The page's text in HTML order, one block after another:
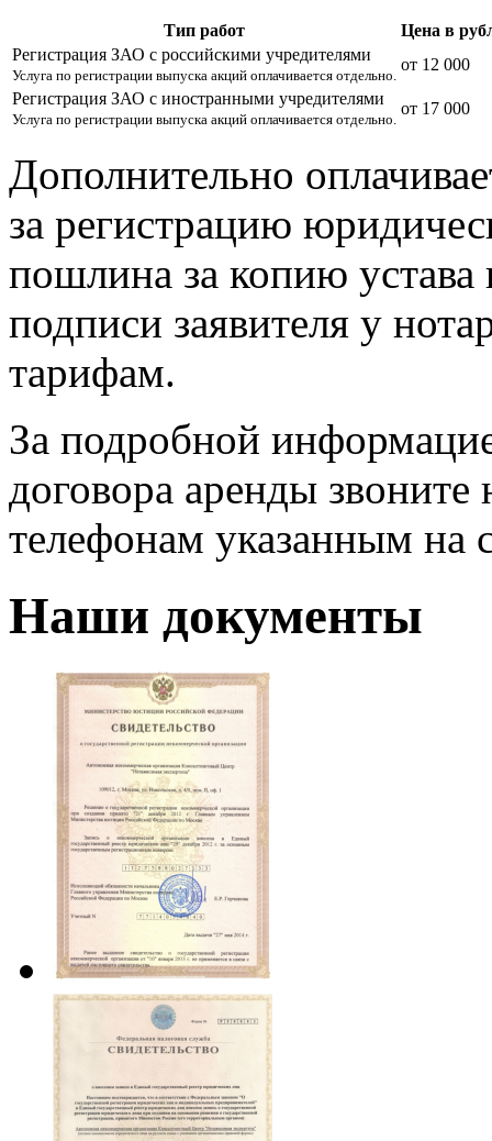
Тип работ
Цена в
Регистрация ЗАО с российскими учредителями
Услуга по регистрации выпуска акций оплачивается отдельно.
от 12 000
Регистрация ЗАО с иностранными учредителями
Услуга по регистрации выпуска акций оплачивается отдельно.
от 17 000
Дополнительно
за регистрацию
пошлина за копию устава
подписи заявителя у
тарифам.
За подробной
договора аренды
телефонам указанным на
Наши документы